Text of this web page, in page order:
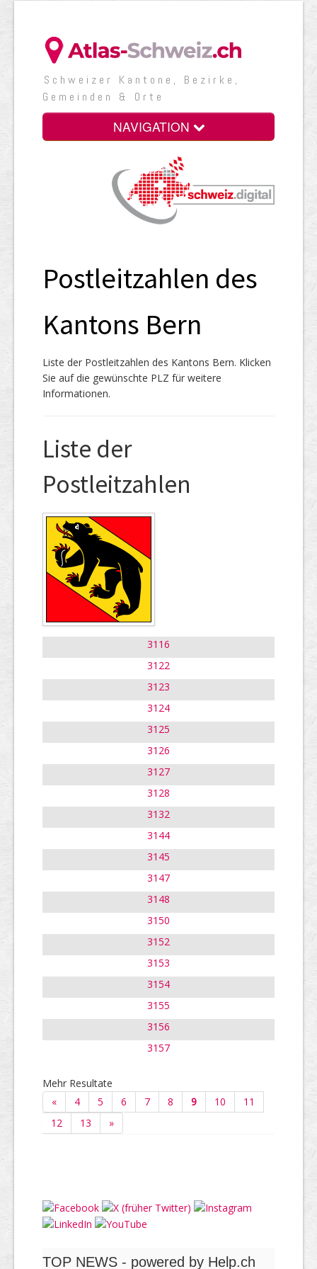
Schweizer Kantone, Bezirke,
Gemeinden & Orte
NAVIGATION
Postleitzahlen des
Kantons Bern
Liste der Postleitzahlen des Kantons Bern. Klicken
Sie auf die gewünschte PLZ für weitere
Informationen.
Liste der
Postleitzahlen
3116
3122
3123
3124
3125
3126
3127
3128
3132
3144
3145
3147
3148
3150
3152
3153
3154
3155
3156
3157
Mehr Resultate
«
4 5 6 7 8 9 10
11
12
13 »